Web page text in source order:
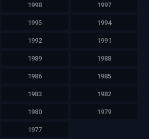
1998 1997
1995 1994
1992 1991
1989 1988
1986 1985
1983 1982
1980 1979
1977